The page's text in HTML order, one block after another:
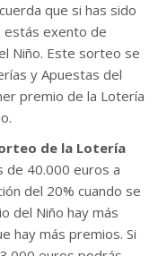
que si has sido
estás exento de
Niño. Este sorteo se
y Apuestas del
premio de la Lotería
de la Lotería
de 40.000 euros a
del 20% cuando se
del Niño hay más
hay más premios. Si